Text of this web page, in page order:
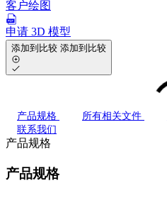
客户绘图
申请 3D 模型
添加到比较 添加到比较
产品规格 所有相关文件
联系我们
产品规格
产品规格